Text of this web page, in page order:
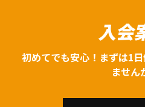
入会
初めてでも安心！まずは1
ません